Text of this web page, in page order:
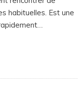
habituelles. Est une